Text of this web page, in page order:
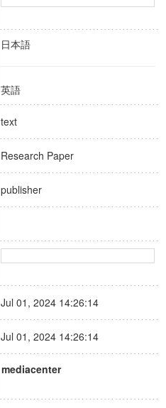
日本語
英語
text
Research Paper
publisher
Jul 01, 2024 14:26:14
Jul 01, 2024 14:26:14
mediacenter